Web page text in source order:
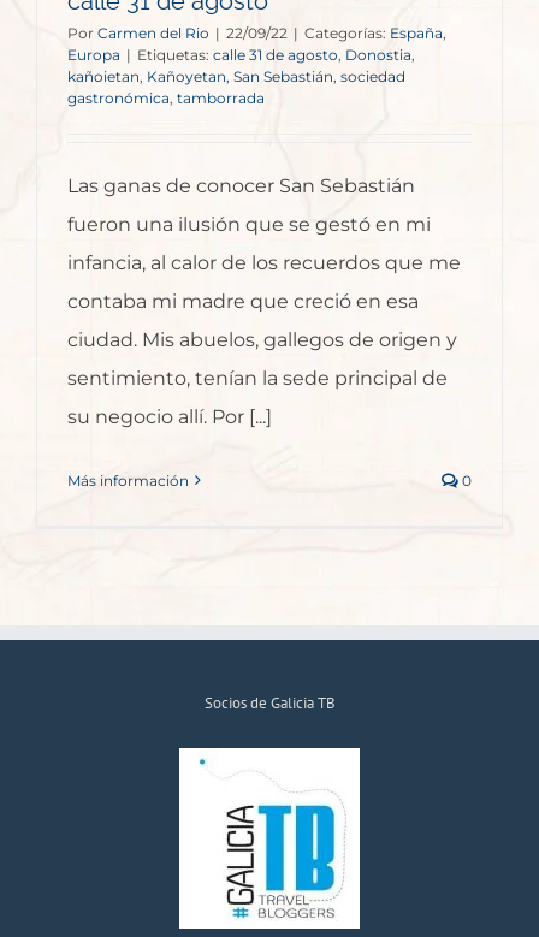
Por Carmen del Rio | 22/09/22 | Categorías: España,
Europa | Etiquetas: calle 31 de agosto Donostia,
kañoietan Kañoyetan, San Sebastián sociedad
gastronómica tamborrada
Las ganas de conocer San Sebastián
fueron una ilusión que se gestó en mi
infancia, al calor de los recuerdos que me
contaba mi madre que creció en esa
ciudad. Mis abuelos, gallegos de origen y
sentimiento, tenían la sede principal de
su negocio allí. Por [...]
Más información 0
Socios de Galicia TB